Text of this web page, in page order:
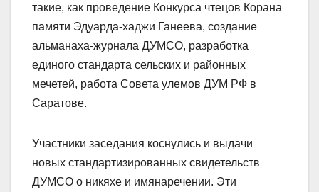
такие, как проведение Конкурса чтецов Корана
памяти Эдуарда-хаджи Ганеева, создание
альманаха-журнала ДУМСО, разработка
единого стандарта сельских и районных
мечетей, работа Совета улемов ДУМ РФ в
Саратове.
Участники заседания коснулись и выдачи
новых стандартизированных свидетельств
ДУМСО о никяхе и имянаречении. Эти